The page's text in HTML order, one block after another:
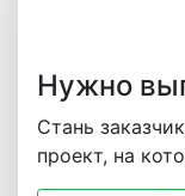
Нужно
Стань
проект, на